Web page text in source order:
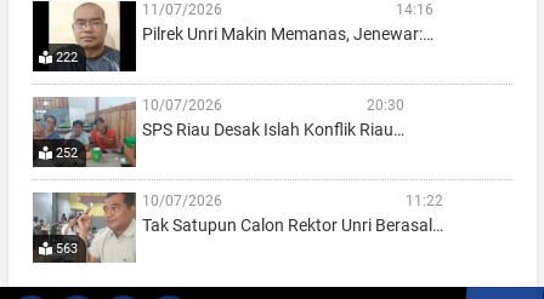
222
11/07/2026 14:16
Pilrek Unri Makin Memanas, Jenewar:…
252
10/07/2026 20:30
SPS Riau Desak Islah Konflik Riau…
563
10/07/2026 11:22
Tak Satupun Calon Rektor Unri Berasal…